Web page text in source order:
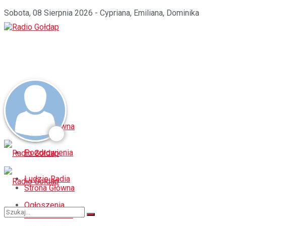
Sobota, 08 Sierpnia 2026 - Cypriana, Emiliana, Dominika
Strona Główna
Pozdrowienia
Ludzie Radia
Ogłoszenia
Strona Główna
Pozdrowienia